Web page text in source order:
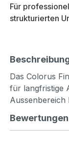
Für
strukturierten
Das Colorus
für langfristige
Bewertungen